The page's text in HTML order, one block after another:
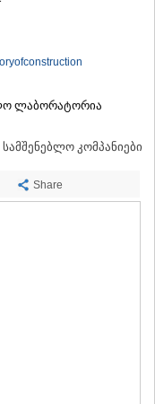
ლაბორატორია
სამშენებლო კომპანიები
Share